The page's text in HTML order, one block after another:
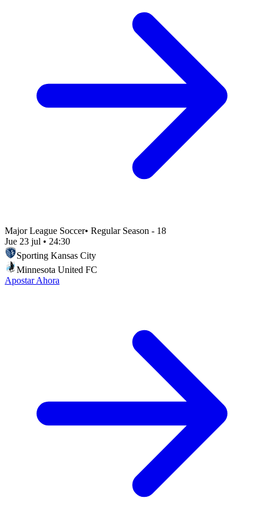
Major League Soccer• Regular Season - 18
Jue 23 jul • 24:30
Sporting Kansas City
Minnesota United FC
Apostar Ahora